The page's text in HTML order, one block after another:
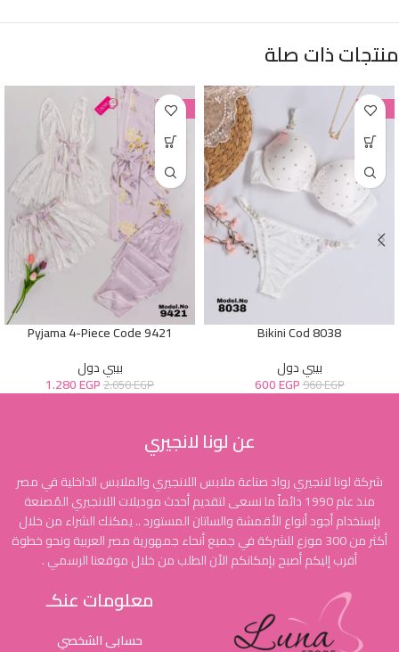
منتجات ذات صلة
-38%
Bikini Cod 8038
بيبي دول
960EGP
600EGP
-38%
Pyjama 4-Piece Code 9421
بيبي دول
2.050EGP
1.280EGP
عن لونا لانجيري
شركة لونا لانجيري رواد صناعة ملابس اللانجيري والملابس الداخلية في مصر
منذ عام 1990 دائماً ما نسعى لتقديم أحدث موديلات اللانجيري المُصنعة
بإستخدام أجود أنواع الأقمشة والساتان المستورد .. يمكنك الشراء من خلال
أكثر من 300 موزع للشركة في جميع أنحاء جمهورية مصر العربية ونحو خطوة
أقرب إليكم أصبح بإمكانكم الأن الطلب من خلال موقعنا الرسمي .
معلومات عنكـ
حسابى الشخصي